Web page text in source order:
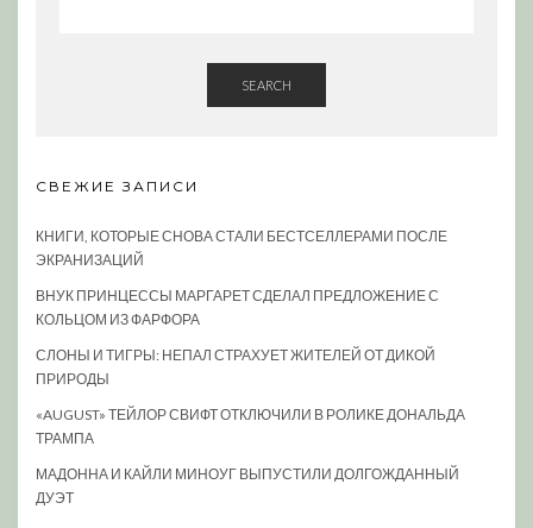
SEARCH
СВЕЖИЕ ЗАПИСИ
КНИГИ, КОТОРЫЕ СНОВА СТАЛИ БЕСТСЕЛЛЕРАМИ ПОСЛЕ
ЭКРАНИЗАЦИЙ
ВНУК ПРИНЦЕССЫ МАРГАРЕТ СДЕЛАЛ ПРЕДЛОЖЕНИЕ С
КОЛЬЦОМ ИЗ ФАРФОРА
СЛОНЫ И ТИГРЫ: НЕПАЛ СТРАХУЕТ ЖИТЕЛЕЙ ОТ ДИКОЙ
ПРИРОДЫ
«AUGUST» ТЕЙЛОР СВИФТ ОТКЛЮЧИЛИ В РОЛИКЕ ДОНАЛЬДА
ТРАМПА
МАДОННА И КАЙЛИ МИНОУГ ВЫПУСТИЛИ ДОЛГОЖДАННЫЙ
ДУЭТ